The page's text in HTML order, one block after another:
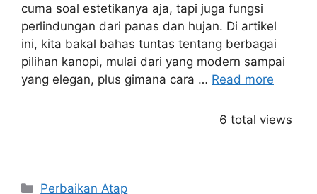
cuma soal estetikanya aja, tapi juga fungsi
perlindungan dari panas dan hujan. Di artikel
ini, kita bakal bahas tuntas tentang berbagai
pilihan kanopi, mulai dari yang modern sampai
yang elegan, plus gimana cara … Read more
6 total views
Categories
Perbaikan Atap